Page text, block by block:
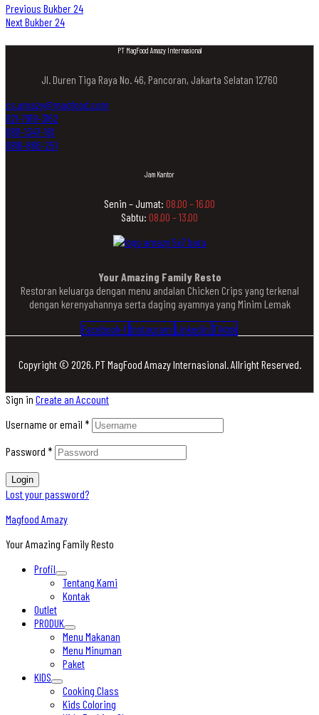
Previous Bukber 24
NextBukber 24
PT MagFood Amazy Internasional
Jl. Duren Tiga Raya No. 46, Pancoran, Jakarta Selatan 12760
cs.amazy@magfood.com
021-7919-3162
0811-1347-161
0816-866-251
Jam Kantor
Senin – Jumat: 08.00 – 16.00
Sabtu: 08.00 – 13.00
Your Amazing Family Resto
Restoran keluarga dengan menu andalan Chicken Crips yang terkenal
dengan kerenyahannya serta daging ayamnya yang Minim Lemak
Facebook-f Instagram Linkedin Tiktok
Copyright © 2026. PT MagFood Amazy Internasional. Allright Reserved.
Sign in Create an Account
Username or email *
Password *
Login
Lost your password?
Magfood Amazy
Your Amazing Family Resto
Profil
Tentang Kami
Kontak
Outlet
PRODUK
Menu Makanan
Menu Minuman
Paket
KIDS
Cooking Class
Kids Coloring